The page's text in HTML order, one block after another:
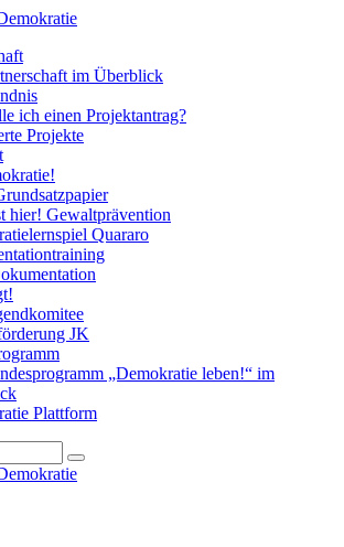
im Überblick
ich einen Projektantrag?
Projekte
hier! Gewaltprävention
Quararo
JK
„Demokratie leben!“ im
Plattform